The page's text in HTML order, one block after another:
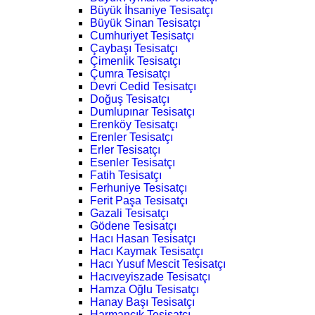
Büyük İhsaniye Tesisatçı
Büyük Sinan Tesisatçı
Cumhuriyet Tesisatçı
Çaybaşı Tesisatçı
Çimenlik Tesisatçı
Çumra Tesisatçı
Devri Cedid Tesisatçı
Doğuş Tesisatçı
Dumlupınar Tesisatçı
Erenköy Tesisatçı
Erenler Tesisatçı
Erler Tesisatçı
Esenler Tesisatçı
Fatih Tesisatçı
Ferhuniye Tesisatçı
Ferit Paşa Tesisatçı
Gazali Tesisatçı
Gödene Tesisatçı
Hacı Hasan Tesisatçı
Hacı Kaymak Tesisatçı
Hacı Yusuf Mescit Tesisatçı
Hacıveyiszade Tesisatçı
Hamza Oğlu Tesisatçı
Hanay Başı Tesisatçı